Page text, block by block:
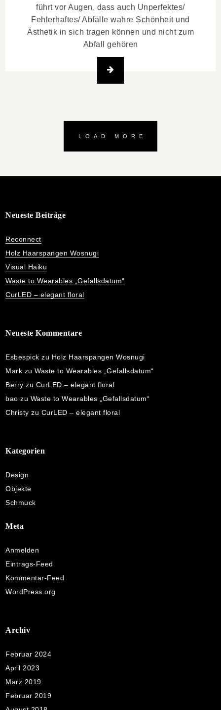
führt vor Augen, dass auch Unperfektes/
Fehlerhaftes/ Abfälle wahre Schönheit und
Ästhetik in sich tragen können und nicht zum
Abfall gehören
LOAD MORE
Neueste Beiträge
Reconnect
Holz Haarspangen Wosnugi
Visual Haiku
Waste to Wearables „Gefallsdatum“
CurLED – elegant floral
Neueste Kommentare
Esbespick zu Holz Haarspangen Wosnugi
Mark zuWaste to Wearables „Gefallsdatum“
Berry zu CurLED – elegant floral
bao zu Waste to Wearables „Gefallsdatum“
Christy zu CurLED – elegant floral
Kategorien
Design
Objekte
Schmuck
Meta
Anmelden
Eintrags-Feed
Kommentar-Feed
WordPress.org
Archiv
Februar 2024
April 2023
März 2019
Februar 2019